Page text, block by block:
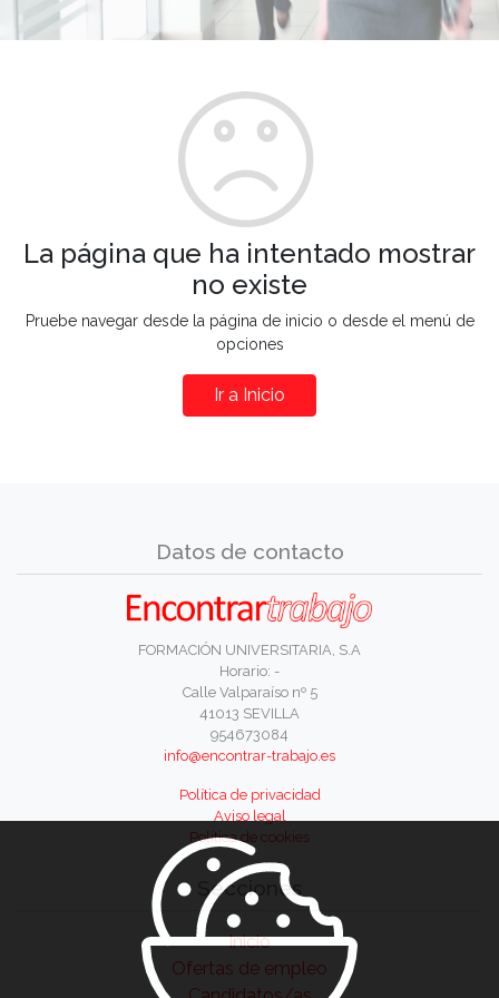
La página que ha intentado mostrar
no existe
Pruebe navegar desde la página de inicio o desde el menú de
opciones
Ir a Inicio
Datos de contacto
FORMACIÓN UNIVERSITARIA, S.A
Horario: -
Calle Valparaíso nº 5
41013 SEVILLA
954673084
info@encontrar-trabajo.es
Política de privacidad
Aviso legal
Política de cookies
Secciones
Inicio
Ofertas de empleo